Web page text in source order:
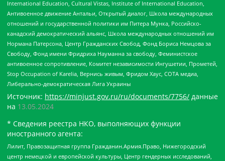
International Education, Cultural Vistas, Institute of International Education,
Антивоенное движение Антальи, Открытый диалог, Школа международных
отношений и государственной политики им Питера Мунка, Российско-
канадский демократический альянс, Школа международных отношений им
Нормана Патерсона, Центр Гражданских Свобод, Фонд Бориса Немцова за
Свободу, Фонд имени Фридриха Науманна за свободу, Феминистское
антивоенное сопротивление, Комитет независимости Ингушетии, Прометей,
Stop Occupation of Karelia, Вернись живым, Фридом Хаус, СОТА медиа,
Либерально-демократическая Лига Украины
Источник: https://minjust.gov.ru/ru/documents/7756/ данные
на 13.05.2024
* Сведения реестра НКО, выполняющих функции
иностранного агента:
Лилит, Правозащитная группа Гражданин.Армия.Право, Нижегородский
центр немецкой и европейской культуры, Центр гендерных исследований,